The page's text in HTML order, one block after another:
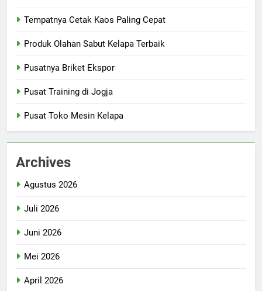
Tempatnya Cetak Kaos Paling Cepat
Produk Olahan Sabut Kelapa Terbaik
Pusatnya Briket Ekspor
Pusat Training di Jogja
Pusat Toko Mesin Kelapa
Archives
Agustus 2026
Juli 2026
Juni 2026
Mei 2026
April 2026